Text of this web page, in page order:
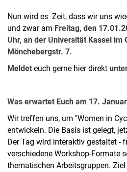
Nun wird es Zeit, dass wir uns
und zwar am Freitag, den
Uhr, an der Universität Kassel im
Mönchebergstr. 7.
Meldet euch gerne hier direkt
Was erwartet Euch am 17.
Wir treffen uns, um "Women in
entwickeln. Die Basis ist gelegt,
Der Tag wird interaktiv gestaltet -
verschiedene Workshop-Formate
thematischen Arbeitsgruppen.